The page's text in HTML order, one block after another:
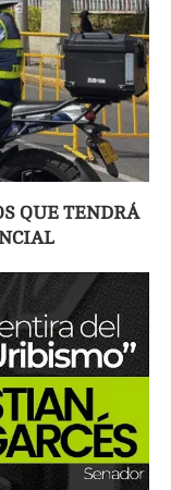
QUE TENDRÁ